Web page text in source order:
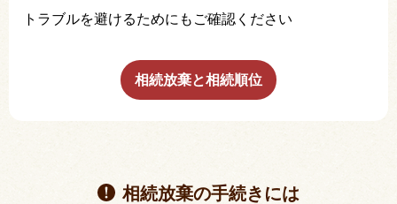
トラブルを避けるためにもご確認ください
相続放棄と相続順位
相続放棄の手続きには